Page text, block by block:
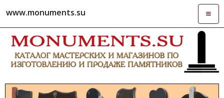
www.monuments.su